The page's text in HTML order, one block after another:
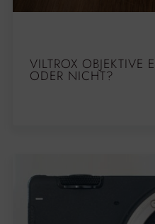
VILTROX OBJEKTIVE
ODER NICHT?